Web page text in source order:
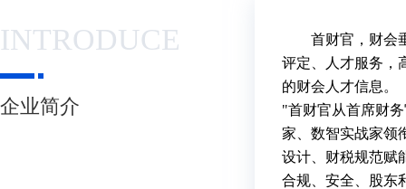
INTRODUCE
企业简介
首财官，财会
评定、人才服务，
的财会人才信息。
"首财官从首席财
家、数智实战家领
设计、财税规范赋
合规、安全、股东